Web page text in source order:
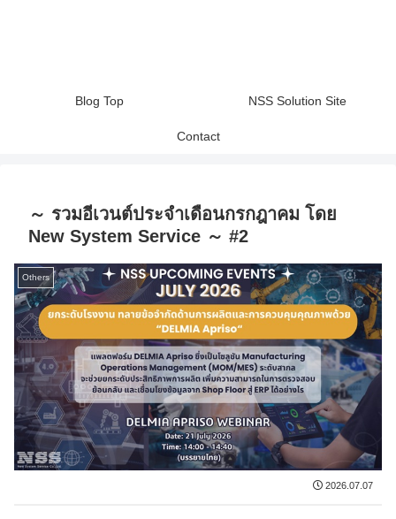
Blog Top NSS Solution Site
Contact
～ รวมอีเวนต์ประจำเดือนกรกฎาคม โดย
New System Service ～ #2
Others
2026.07.07